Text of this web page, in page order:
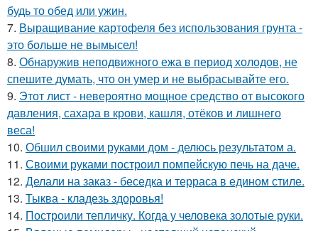
будь то обед или ужин.
7. Выращивание картофеля без использования грунта -
это больше не вымысел!
8. Обнаружив неподвижного ежа в период холодов, не
спешите думать, что он умер и не выбрасывайте его.
9. Этот лист - невероятно мощное средство от высокого
давления, сахара в крови, кашля, отёков и лишнего
веса!
10. Обшил своими руками дом - делюсь результатом а.
11. Своими руками построил помпейскую печь на даче.
12. Делали на заказ - беседка и терраса в едином стиле.
13. Тыква - кладезь здоровья!
14. Построили тепличку. Когда у человека золотые руки.